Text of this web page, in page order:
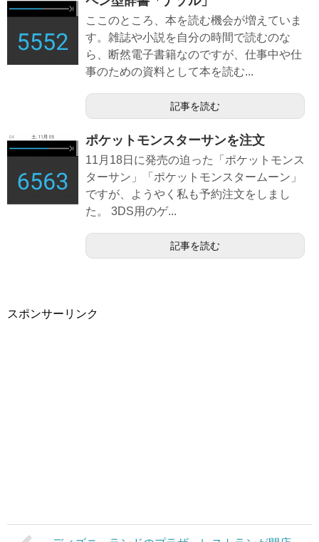
ここのところ、本を読む機会が増えていま
す。雑誌や小説を自分の時間で読むのな
ら、断然電子書籍なのですが、仕事中や仕
事のための資料として本を読む...
記事を読む
ポケットモンスターサンを注文
11月18日に発売の迫った「ポケットモンス
ターサン」「ポケットモンスタームーン」
ですが、ようやく私も予約注文をしまし
た。 3DS用のゲ...
記事を読む
スポンサーリンク